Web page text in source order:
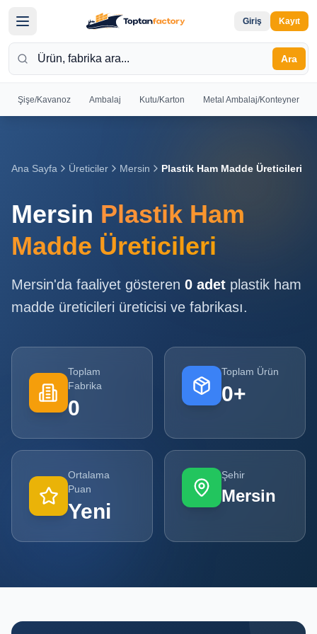
Giriş Kayıt
Ara
Şişe/Kavanoz Ambalaj Kutu/Karton Metal Ambalaj/Konteyner
Giriş yapın
Yap
Ol
Sayfa
Tüm
Ürünler
Kampanyalar
POPÜLER
KATEGORILER
Ana Sayfa Üreticiler Mersin Plastik Ham Madde Üreticileri
Mersin Plastik Ham
Madde Üreticileri
Mersin'da faaliyet gösteren 0 adet plastik ham
madde üreticileri üreticisi ve fabrikası.
Toplam
Fabrika
0
Toplam Ürün
0+
Ortalama
Puan
Yeni
Şehir
Mersin